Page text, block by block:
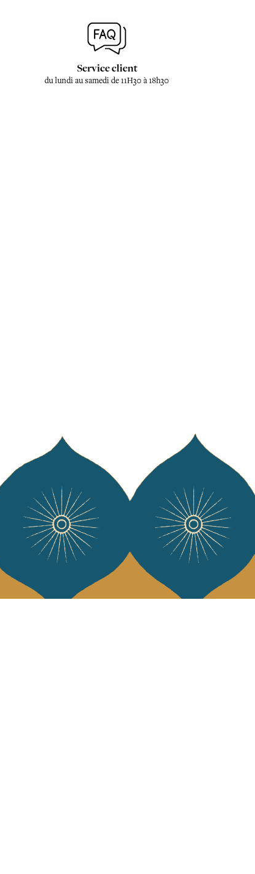
Service client
du lundi au samedi de 11H30 à 18h30